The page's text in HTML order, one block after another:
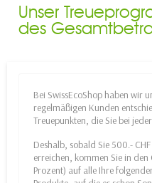
Unser
des
Bei SwissEcoShop haben wir
regelmäßigen Kunden
Treuepunkten, die Sie bei
Deshalb, sobald Sie 500.-
erreichen, kommen Sie in den
Prozent) auf alle Ihre